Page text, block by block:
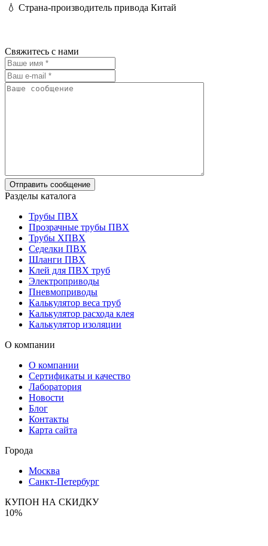
💧 Страна-производитель привода Китай
Свяжитесь с нами
Разделы каталога
Трубы ПВХ
Прозрачные трубы ПВХ
Трубы ХПВХ
Седелки ПВХ
Шланги ПВХ
Клей для ПВХ труб
Электроприводы
Пневмоприводы
Калькулятор веса труб
Калькулятор расхода клея
Калькулятор изоляции
О компании
О компании
Сертификаты и качество
Лаборатория
Новости
Блог
Контакты
Карта сайта
Города
Москва
Санкт-Петербург
КУПОН НА СКИДКУ
10%